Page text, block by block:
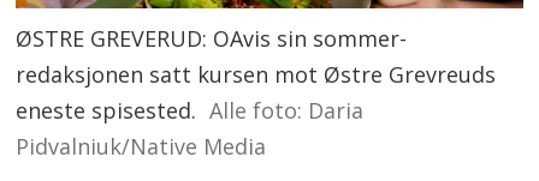
ØSTRE GREVERUD: OAvis sin sommer-
redaksjonen satt kursen mot Østre Grevreuds
eneste spisested. Alle foto: Daria
Pidvalniuk/Native Media